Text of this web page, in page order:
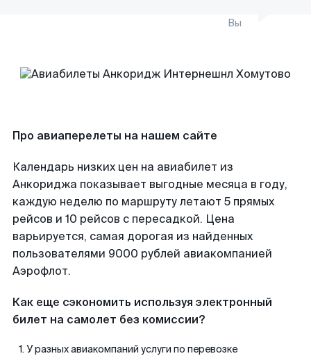
Вы
Про авиаперелеты на нашем сайте
Календарь низких цен на авиабилет из
Анкориджа показывает выгодные месяца в году,
каждую неделю по маршруту летают 5 прямых
рейсов и 10 рейсов с пересадкой. Цена
варьируется, самая дорогая из найденных
пользователями 9000 рублей авиакомпанией
Аэрофлот.
Как еще сэкономить используя электронный
билет на самолет без комиссии?
У разных авиакомпаний услуги по перевозке